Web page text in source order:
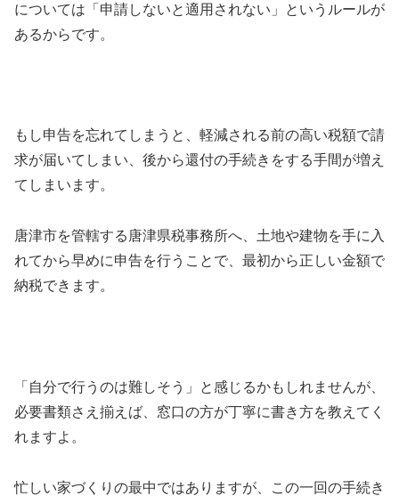
については「申請しないと適用されない」というルールが
あるからです。
もし申告を忘れてしまうと、軽減される前の高い税額で請
求が届いてしまい、後から還付の手続きをする手間が増え
てしまいます。
唐津市を管轄する唐津県税事務所へ、土地や建物を手に入
れてから早めに申告を行うことで、最初から正しい金額で
納税できます。
「自分で行うのは難しそう」と感じるかもしれませんが、
必要書類さえ揃えば、窓口の方が丁寧に書き方を教えてく
れますよ。
忙しい家づくりの最中ではありますが、この一回の手続き